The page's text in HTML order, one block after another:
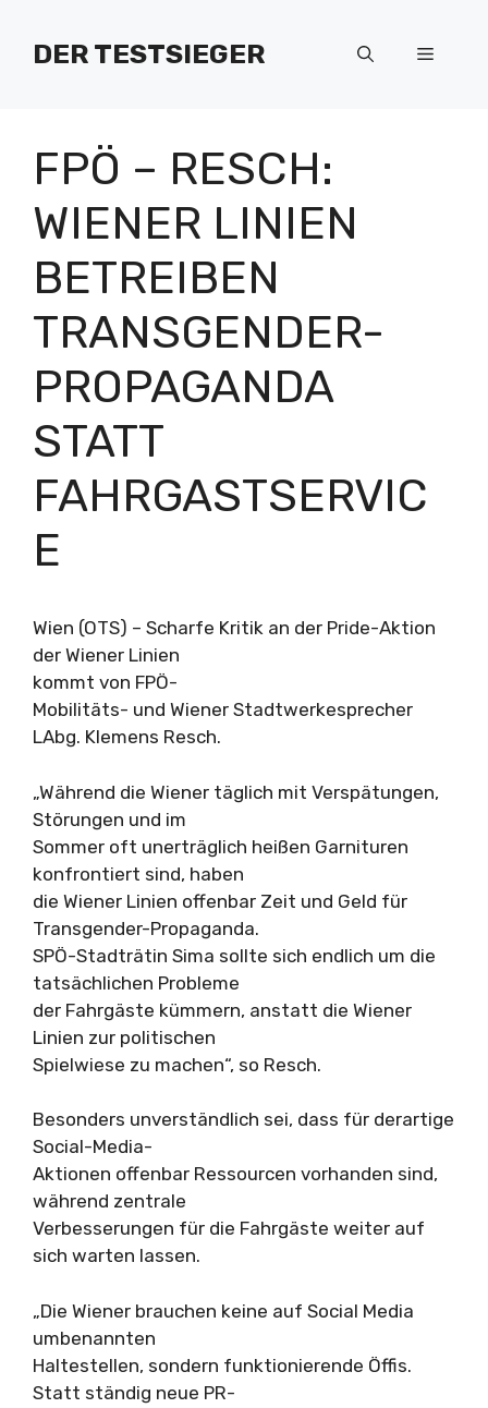
Inhalt
springenDER TESTSIEGER Menü
FPÖ – RESCH:
WIENER LINIEN
BETREIBEN
TRANSGENDER-
PROPAGANDA
STATT
FAHRGASTSERVIC
E
Wien (OTS) – Scharfe Kritik an der Pride-Aktion
der Wiener Linien
kommt von FPÖ-
Mobilitäts- und Wiener Stadtwerkesprecher
LAbg. Klemens Resch.
„Während die Wiener täglich mit Verspätungen,
Störungen und im
Sommer oft unerträglich heißen Garnituren
konfrontiert sind, haben
die Wiener Linien offenbar Zeit und Geld für
Transgender-Propaganda.
SPÖ-Stadträtin Sima sollte sich endlich um die
tatsächlichen Probleme
der Fahrgäste kümmern, anstatt die Wiener
Linien zur politischen
Spielwiese zu machen“, so Resch.
Besonders unverständlich sei, dass für derartige
Social-Media-
Aktionen offenbar Ressourcen vorhanden sind,
während zentrale
Verbesserungen für die Fahrgäste weiter auf
sich warten lassen.
„Die Wiener brauchen keine auf Social Media
umbenannten
Haltestellen, sondern funktionierende Öffis.
Statt ständig neue PR-